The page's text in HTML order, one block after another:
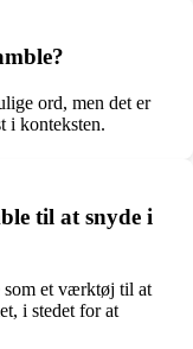
ord, men det er
i konteksten.
til at snyde i
som et værktøj til at
i stedet for at